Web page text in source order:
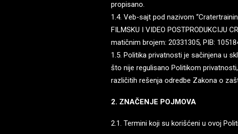
propisano.
1.4. Veb-sajt pod nazivom
FILMSKU I VIDEO POSTPRODUKCIJU
matičnim brojem: 20331305, PIB:
1.5. Politika privatnosti je sačinjena u
što nije regulisano Politikom
različitih rešenja odredbe Zakona o
2. ZNAČENJE POJMOVA
2.1. Termini koji su korišćeni u ovoj